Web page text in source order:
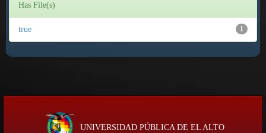
Has File(s)
1
true
UNIVERSIDAD PÚBLICA DE EL ALTO